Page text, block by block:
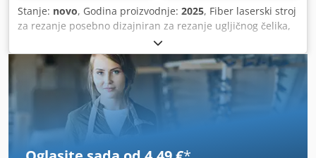
Stanje: novo, Godina proizvodnje: 2025, Fiber laserski stroj
za rezanje posebno dizajniran za rezanje ugljičnog čelika,
nehrđajućeg čelika, pocinčanog čelika, elektrolitički
pocinčanog čeličnog lima, silikonskog čelika, aluminija,
mesinga i bakra i drugih vrsta limova (debljina rezanja i
materijal ovise o izvoru fiber lasera. Tehnička specifikacija
Radna površina 3000*1500mm Točnost položaja 0,03
mm/m Ponovljiva točnost pozicioniranja 0,02 mm/m
Maksimalna brzina kretanja 140 m/min Maksimalno